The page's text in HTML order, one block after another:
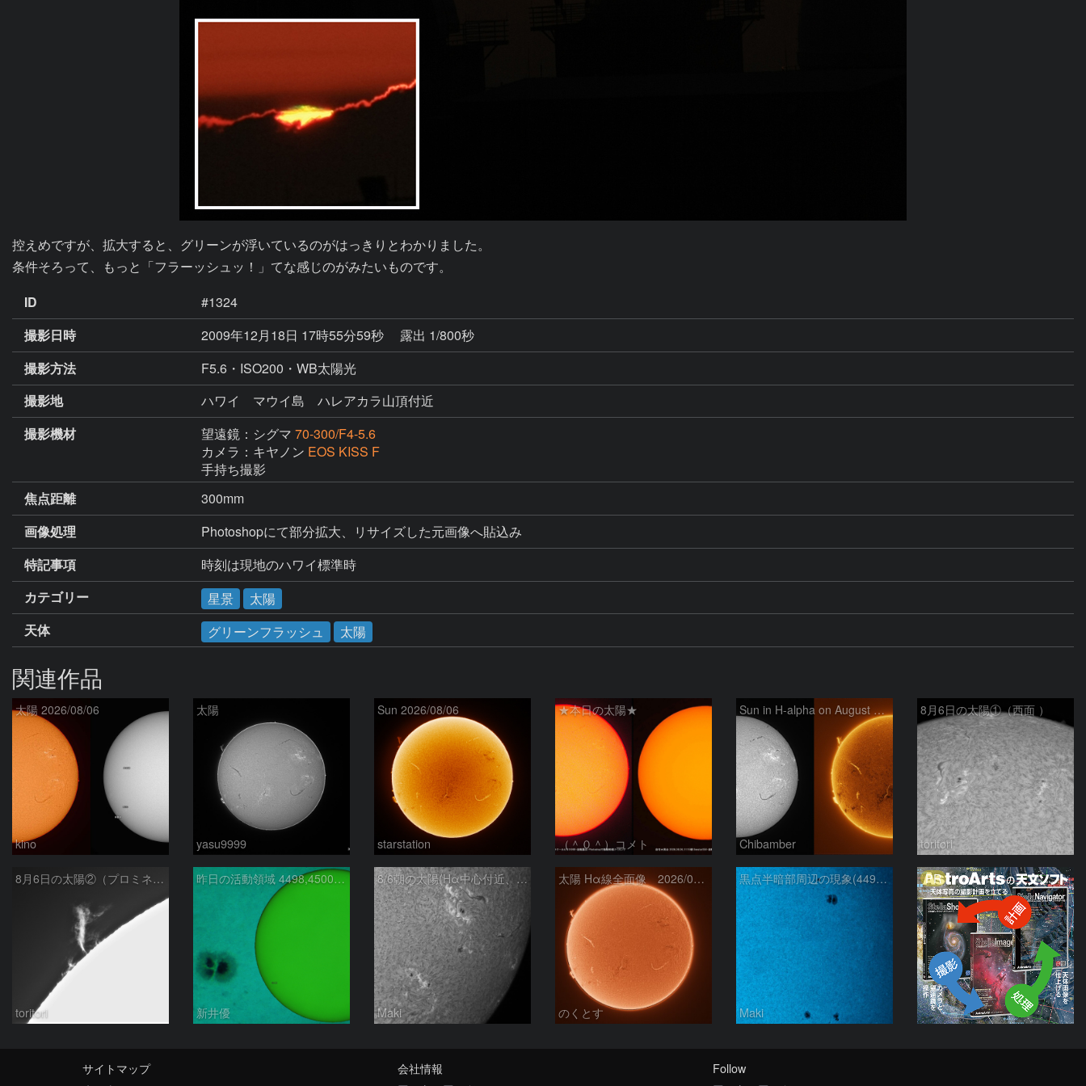
控えめですが、拡大すると、グリーンが浮いているのがはっきりとわかりました。
条件そろって、もっと「フラーッシュッ！」てな感じのがみたいものです。
ID
#1324
撮影日時
2009年12月18日 17時55分59秒
露出 1/800秒
撮影方法
F5.6・ISO200・WB太陽光
撮影地
ハワイ マウイ島 ハレアカラ山頂付近
撮影機材
望遠鏡：シグマ 70-300/F4-5.6
カメラ：キヤノン EOS KISS F
手持ち撮影
焦点距離
300mm
画像処理
Photoshopにて部分拡大、リサイズした元画像へ貼込み
特記事項
時刻は現地のハワイ標準時
カテゴリー
星景
太陽
天体
グリーンフラッシュ 太陽
関連作品
太陽 2026/08/06
kino
太陽
yasu9999
Sun 2026/08/06
starstation
★本日の太陽★
（＾０＾）コメト
Sun in H-alpha on August 6, 2026
Chibamber
8月6日の太陽①（西面 ）
toritori
8月6日の太陽②（プロミネン北東縁 ）
toritori
昨日の活動領域 4498,4500：2026/08/05
新井優
8/6朝の太陽(Hα中心付近、4498、4502付近)
Maki
太陽 Hα線全面像 2026/08/06
のくとす
黒点半暗部周辺の現象(4498、4502付近)8/6
Maki
PR
サイトマップ
会社情報
Follow